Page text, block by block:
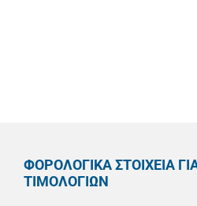
ΦΟΡΟΛΟΓΙΚΑ ΣΤΟΙΧΕΙΑ
ΤΙΜΟΛΟΓΙΩΝ